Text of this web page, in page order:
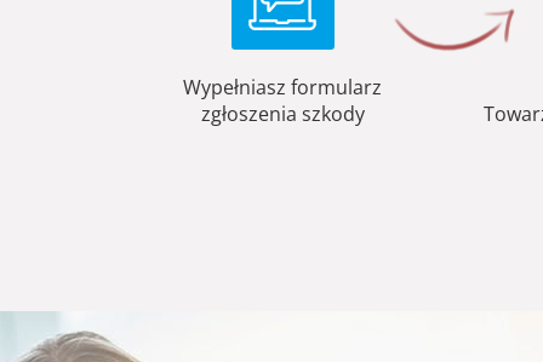
Wypełniasz formularz
zgłoszenia szkody